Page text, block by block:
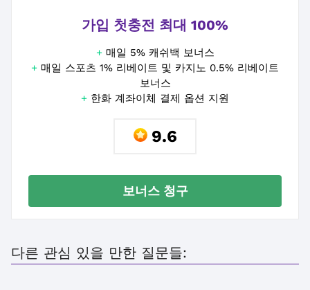
가입 첫충전 최대 100%
+ 매일 5% 캐쉬백 보너스
+ 매일 스포츠 1% 리베이트 및 카지노 0.5% 리베이트
보너스
+ 한화 계좌이체 결제 옵션 지원
9.6
보너스 청구
다른 관심 있을 만한 질문들: